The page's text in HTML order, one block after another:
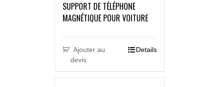
SUPPORT DE TÉLÉPHONE
MAGNÉTIQUE POUR VOITURE
Ajouter au
devis
Details